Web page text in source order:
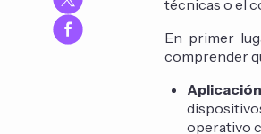
técnicas o el
En primer
comprender
operativo